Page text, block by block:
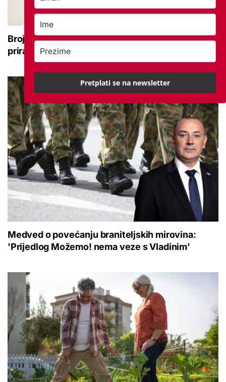
Broj rođenih raste dok broj umrlih pada: Prirodni
prirast svejedno je negativan
Medved o povećanju braniteljskih mirovina:
'Prijedlog Možemo! nema veze s Vladinim'
Pretplati se na newsletter